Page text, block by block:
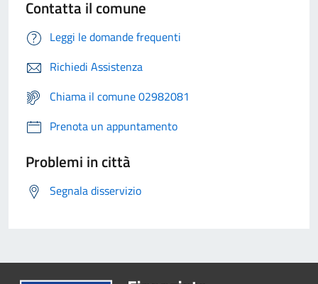
Contatta il comune
Leggi le domande frequenti
Richiedi Assistenza
Chiama il comune 02982081
Prenota un appuntamento
Problemi in città
Segnala disservizio